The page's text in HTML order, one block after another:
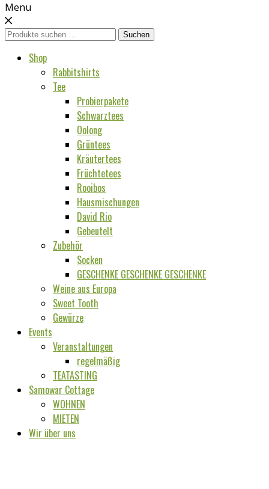
Menu
Suchen
Suchen
Shop
Rabbitshirts
Tee
Probierpakete
Schwarztees
Oolong
Grüntees
Kräutertees
Früchtetees
Rooibos
Hausmischungen
David Rio
Gebeutelt
Zubehör
Socken
GESCHENKE GESCHENKE GESCHENKE
Weine aus Europa
Sweet Tooth
Gewürze
Events
Veranstaltungen
regelmäßig
TEATASTING
Samowar Cottage
WOHNEN
MIETEN
Wir über uns